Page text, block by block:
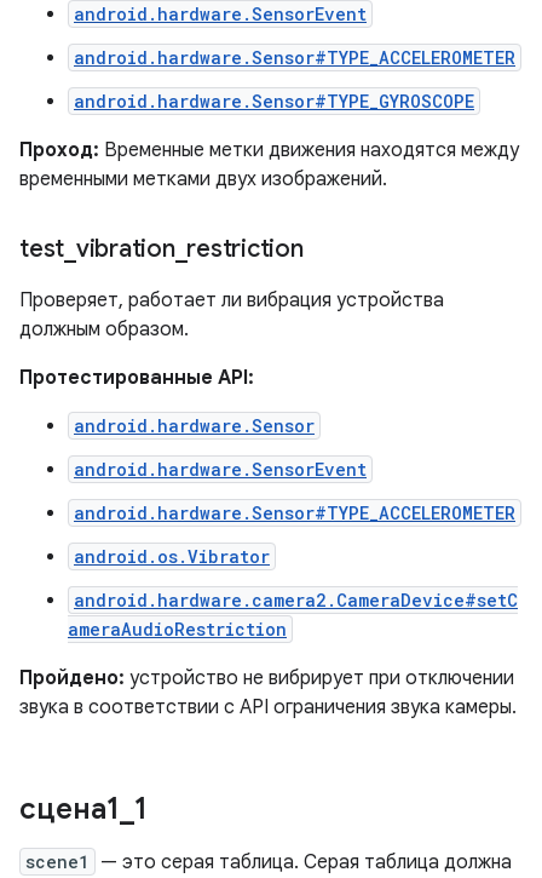
android.hardware.SensorEvent
android.hardware.Sensor#TYPE_ACCELEROMETER
android.hardware.Sensor#TYPE_GYROSCOPE
Проход: Временные метки движения находятся между
временными метками двух изображений.
test vibration_ restriction
Проверяет, работает ли вибрация устройства
должным образом.
Протестированные API:
android.hardware.Sensor
android.hardware.SensorEvent
android.hardware.Sensor#TYPE_ACCELEROMETER
android.os.Vibrator
android.hardware.camera2.CameraDevice#setC
ameraAudioRestriction
Пройдено: устройство не вибрирует при отключении
звука в соответствии с API ограничения звука камеры.
сцена1 1
scene1 — это серая таблица. Серая таблица должна